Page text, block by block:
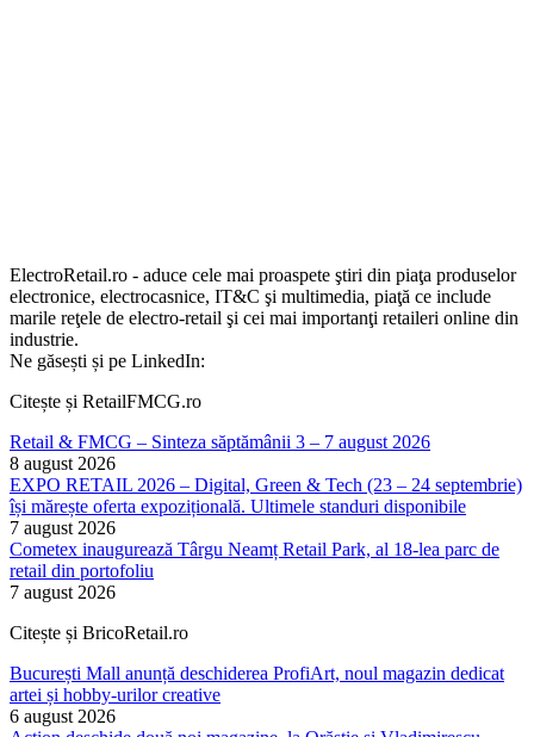
ElectroRetail.ro - aduce cele mai proaspete ştiri din piaţa produselor
electronice, electrocasnice, IT&C şi multimedia, piaţă ce include
marile reţele de electro-retail şi cei mai importanţi retaileri online din
industrie.
Ne găsești și pe LinkedIn:
Citește și RetailFMCG.ro
Retail & FMCG – Sinteza săptămânii 3 – 7 august 2026
8 august 2026
EXPO RETAIL 2026 – Digital, Green & Tech (23 – 24 septembrie)
își mărește oferta expozițională. Ultimele standuri disponibile
7 august 2026
Cometex inaugurează Târgu Neamț Retail Park, al 18-lea parc de
retail din portofoliu
7 august 2026
Citește și BricoRetail.ro
București Mall anunță deschiderea ProfiArt, noul magazin dedicat
artei și hobby-urilor creative
6 august 2026